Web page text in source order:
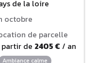
de la loire
octobre
de parcelle
de 2405 € / an
Ambiance calme